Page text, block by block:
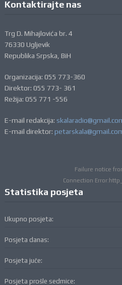
Kontaktirajte nas
Trg D. Mihajlovića br. 4
76330 Ugljevik
Republika Srpska, BiH
Organizacija: 055 773-360
Direktor: 055 773- 361
Režija: 055 771 -556
E-mail redakcija:
E-mail direktor:
Failure notice
Connection
Statistika posjeta
Ukupno posjeta:
Posjeta danas:
Posjeta juče:
Posjeta prošle sedmice: